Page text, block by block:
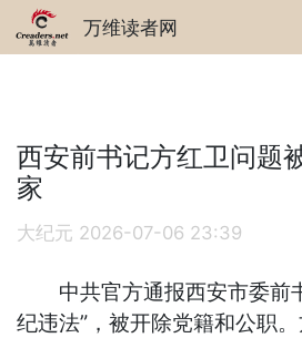
万维读者网
西安前书记方红卫问题
家
大纪元 2026-07-06 23:39
中共官方通报西安市委前
纪违法”，被开除党籍和公职